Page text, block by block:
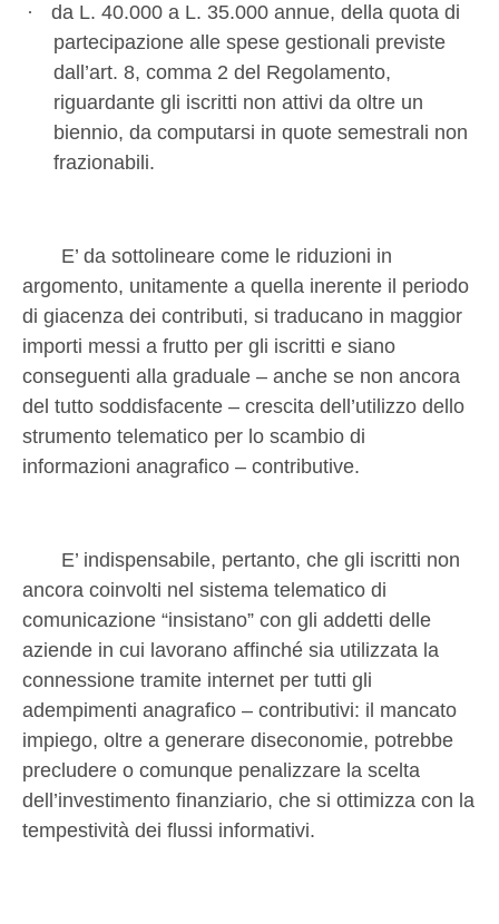
·
da L. 40.000 a L. 35.000 annue, della quota di
partecipazione alle spese gestionali previste
dall’art. 8, comma 2 del Regolamento,
riguardante gli iscritti non attivi da oltre un
biennio, da computarsi in quote semestrali non
frazionabili.
E’ da sottolineare come le riduzioni in
argomento, unitamente a quella inerente il periodo
di giacenza dei contributi, si traducano in maggior
importi messi a frutto per gli iscritti e siano
conseguenti alla graduale – anche se non ancora
del tutto soddisfacente – crescita dell’utilizzo dello
strumento telematico per lo scambio di
informazioni anagrafico – contributive.
E’ indispensabile, pertanto, che gli iscritti non
ancora coinvolti nel sistema telematico di
comunicazione “insistano” con gli addetti delle
aziende in cui lavorano affinché sia utilizzata la
connessione tramite internet per tutti gli
adempimenti anagrafico – contributivi: il mancato
impiego, oltre a generare diseconomie, potrebbe
precludere o comunque penalizzare la scelta
dell’investimento finanziario, che si ottimizza con la
tempestività dei flussi informativi.